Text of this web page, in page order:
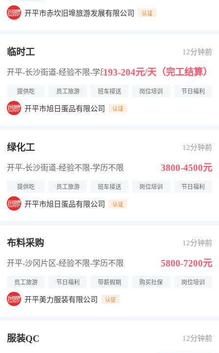
开平市赤坎旧埠旅游发展有限公司 认证
临时工 12分钟前
开平-长沙街道-经验不限-学历不限
193-204元/天（完工结算）
提供吃 员工旅游 班车接送 岗位培训 节日福利
开平市旭日蛋品有限公司 认证
绿化工 12分钟前
开平-长沙街道-经验不限-学历不限 3800-4500元
提供吃 员工旅游 班车接送 岗位培训 节日福利
开平市旭日蛋品有限公司 认证
布料采购 12分钟前
开平-沙冈片区-经验不限-学历不限 5800-7200元
员工旅游 节日福利 带薪假期 购买社保 岗位培训
开平美力服装有限公司 认证
服装QC 12分钟前